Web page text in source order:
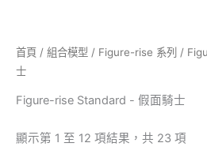
首頁 / 組合模型 / Figure-rise 系列 /
士
Figure-rise Standard - 假面騎士
顯示第 1 至 12 項結果，共 23 項